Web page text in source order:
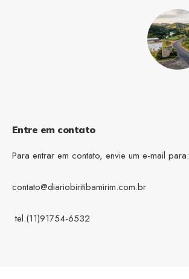
Entre em contato
Para entrar em contato, envie um e-mail para:
contato@diariobiritibamirim.com.br
tel.(11)91754-6532